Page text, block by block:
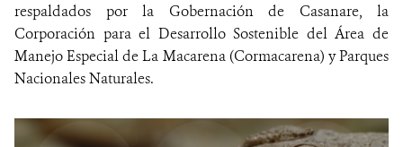
respaldados por la Gobernación de Casanare, la
Corporación para el Desarrollo Sostenible del Área de
Manejo Especial de La Macarena(Cormacarena) y Parques
Nacionales Naturales.